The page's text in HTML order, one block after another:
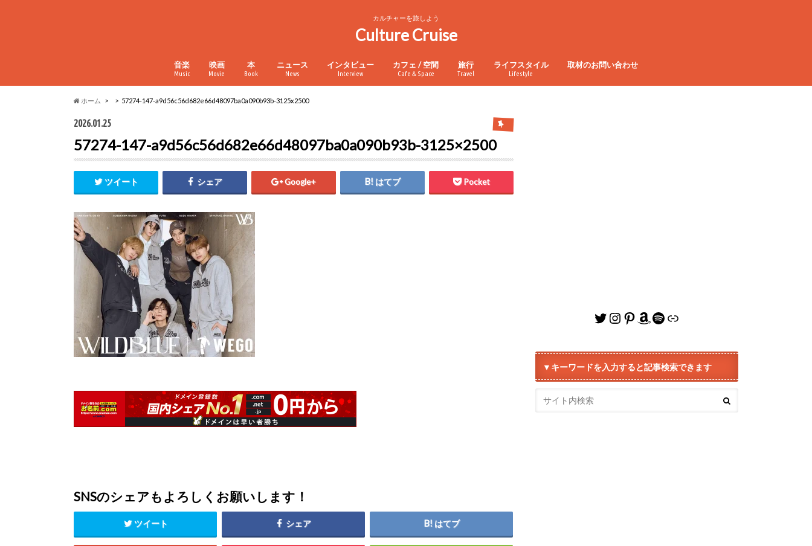
カルチャーを旅しよう
Culture Cruise
音楽
Music
映画
Movie
本
Book
ニュース
News
インタビュー
Interview
カフェ / 空間
Cafe＆Space
旅行
Travel
ライフスタイル
Lifestyle
取材のお問い合わせ
ホーム 57274-147-a9d56c56d682e66d48097ba0a090b93b-3125x2500
2026.01.25
57274-147-a9d56c56d682e66d48097ba0a090b93b-3125×2500
ツイート シェア Google+ はてブ Pocket
SNSのシェアもよろしくお願いします！
ツイート シェア はてブ
Twitter
Instagram
Pinterest
Amazon
Spotify
リンク
▼キーワードを入力すると記事検索できます